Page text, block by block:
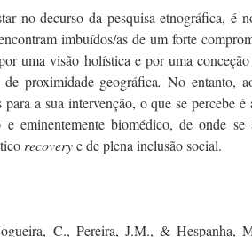
no decurso da pesquisa etnográfica, é
imbuídos/as de um forte
uma visão holística e por uma
proximidade geográfica.No entanto,
a sua intervenção, o que se percebe
eminentemente biomédico, de onde se
recoverye de plena inclusão social.
C., Pereira, J.M., & Hespanha,